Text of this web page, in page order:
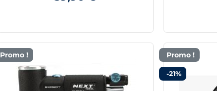
Promo ! Promo !
-21%